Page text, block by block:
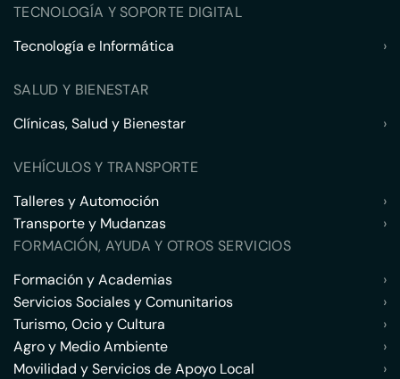
TECNOLOGÍA Y SOPORTE DIGITAL
Tecnología e Informática
›
SALUD Y BIENESTAR
Clínicas, Salud y Bienestar
›
VEHÍCULOS Y TRANSPORTE
Talleres y Automoción
›
Transporte y Mudanzas
›
FORMACIÓN, AYUDA Y OTROS SERVICIOS
Formación y Academias
›
Servicios Sociales y Comunitarios
›
Turismo, Ocio y Cultura
›
Agro y Medio Ambiente
›
Movilidad y Servicios de Apoyo Local
›